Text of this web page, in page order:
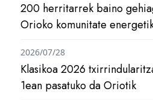
200 herritarrek baino
Orioko komunitate
Klasikoa 2026
1ean pasatuko da Oriotik
2026/07/28